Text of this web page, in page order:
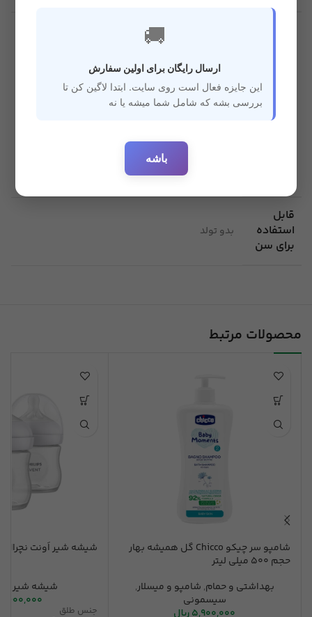
مشخصات
بسیار سبک و باکیفیت
اورجینال دارای رنگ بندی
طرح پنگوئن قرمز آبی نارنجی
ضد حساسیت
قابل
استفاده
برای سن
بدو تولد
محصولات مرتبط
شامپو سر چیکو Chicco گل همیشه بهار
حجم 500 میلی لیتر
بهداشتی و حمام, شامپو و میسلار,
سیسمونی
5,900,000ریال
شیشه شیر اَونت نچرال 125
شیشه شیر,
جنس طلق
🚚
ارسال رایگان برای اولین سفارش
این جایزه فعال است روی سایت. ابتدا لاگین کن تا
بررسی بشه که شامل شما میشه یا نه
باشه